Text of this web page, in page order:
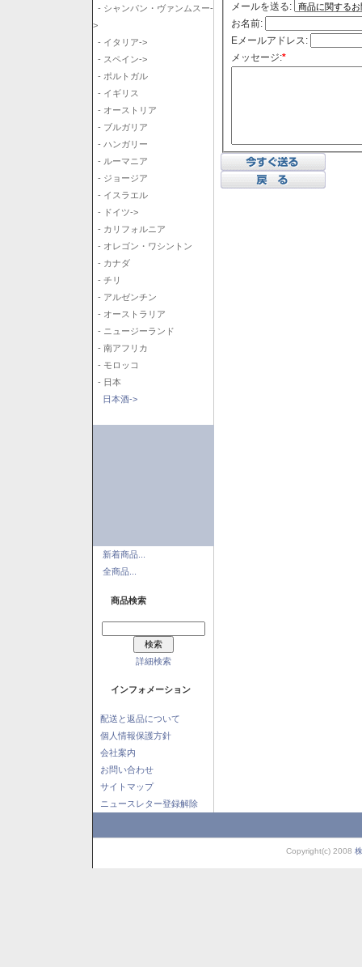
- シャンパン・ヴァンムスー-
>
- イタリア->
- スペイン->
- ポルトガル
- イギリス
- オーストリア
- ブルガリア
- ハンガリー
- ルーマニア
- ジョージア
- イスラエル
- ドイツ->
- カリフォルニア
- オレゴン・ワシントン
- カナダ
- チリ
- アルゼンチン
- オーストラリア
- ニュージーランド
- 南アフリカ
- モロッコ
- 日本
日本酒->
新着商品...
全商品...
商品検索
詳細検索
インフォメーション
配送と返品について
個人情報保護方針
会社案内
お問い合わせ
サイトマップ
ニュースレター登録解除
メールを送る:
お名前:
Eメールアドレス:
メッセージ:*
Copyright(c) 2008